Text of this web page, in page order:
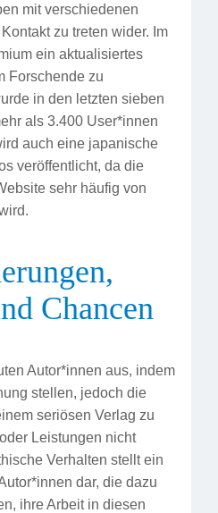
mit verschiedenen
zu treten wider. Im
ein aktualisiertes
Forschende zu
in den letzten sieben
als 3.400 User*innen
auch eine japanische
veröffentlicht, da die
sehr häufig von
Chancen
Autor*innen aus, indem
stellen, jedoch die
seriösen Verlag zu
Leistungen nicht
Verhalten stellt ein
dar, die dazu
ihre Arbeit in diesen